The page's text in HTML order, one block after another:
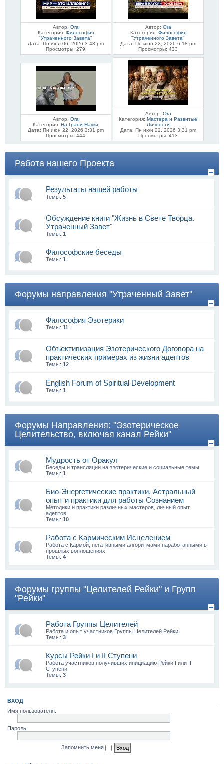
Автор: Ora
Категория: Философия
"Утраченного Завета"
Дата: Пн июл 06, 2026 3:43 pm
Просмотры: 279
Автор: Ora
Категория: Философия
"Утраченного Завета"
Дата: Пн июн 22, 2026 6:18 pm
Просмотры: 433
Автор: Ora
Категория: На Грани Науки
Дата: Пн июн 22, 2026 3:31 pm
Просмотры: 444
Автор: Ora
Категория: Мастера и Развитые
Личности
Дата: Пн июн 22, 2026 3:31 pm
Просмотры: 413
Работа нашего Проекта
Результаты нашей работы
Темы: 5
Обсуждение книги "Жизнь в Свете Творца.
Утраченный Завет"
Темы: 1
Философские беседы
Темы: 1
Форумы направления "Утраченный Завет"
Философия Эзотерики
Темы: 11
Объективизация Эзотерического Договора на
практических примерах из жизни адептов
Темы: 12
English Forum of Spiritual Development
Темы: 1
Форумы Направления: "Эзотерическое
Целительство, включая канал Рейки"
Мудрость от Оракул
Беседы и трансляции на эзотерические и социальные темы
Темы: 1
Био-Энергетические практики, Астральный
опыт и практики для работы Сознанием
Методики и практики различных мастеров, личный опыт
адептов
Темы: 10
Работа с Кармическим Исцелением
Работа с Кармой, негативными алгоритмами наработанными в
прошлых воплощениях
Темы: 4
Форумы группы "Целителей Рейки" и Групп
"Рейки"
Работа Группы Целителей
Работа и опыт участников Группы Целителей Рейки
Темы: 3
Курсы Рейки I и II Cтупени
Работа участников получивших инициацию Рейки I или II
Ступени
Темы: 3
ВХОД
Имя пользователя:
Пароль:
Запомнить меня